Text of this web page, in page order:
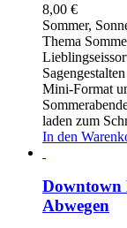
8,00 €
Sommer,
Thema
Mini-Format
laden zum
In den
Downtown
Abwegen